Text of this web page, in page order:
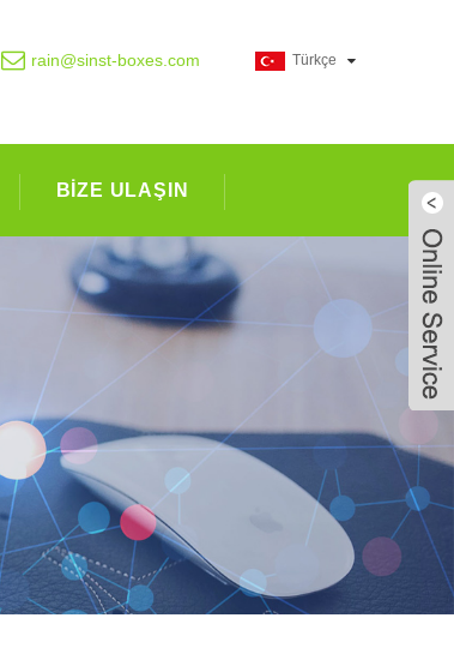
Türkçe
rain@sinst-boxes.com
BIZE ULAŞIN